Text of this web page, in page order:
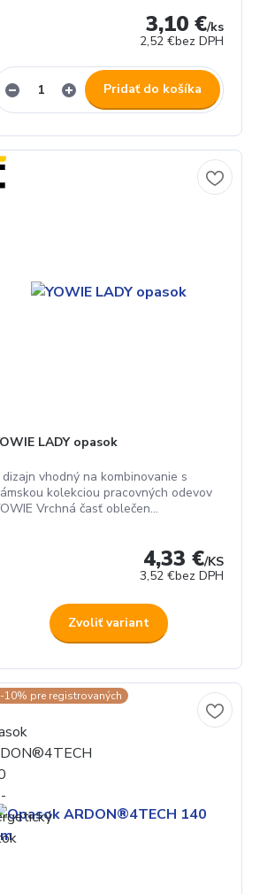
3,10 €/ks
2,52 €bez DPH
Pridať do košíka
LADY opasok
dizajn vhodný na kombinovanie s
kolekciou pracovných odevov
Vrchná časť oblečen...
4,33 €/KS
3,52 €bez DPH
Zvoliť variant
pre registrovaných